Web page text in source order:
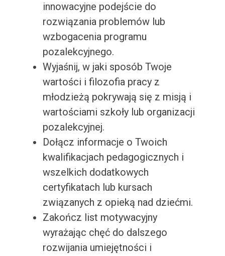
innowacyjne podejście do
rozwiązania problemów lub
wzbogacenia programu
pozalekcyjnego.
Wyjaśnij, w jaki sposób Twoje
wartości i filozofia pracy z
młodzieżą pokrywają się z misją i
wartościami szkoły lub organizacji
pozalekcyjnej.
Dołącz informacje o Twoich
kwalifikacjach pedagogicznych i
wszelkich dodatkowych
certyfikatach lub kursach
związanych z opieką nad dziećmi.
Zakończ list motywacyjny
wyrażając chęć do dalszego
rozwijania umiejętności i